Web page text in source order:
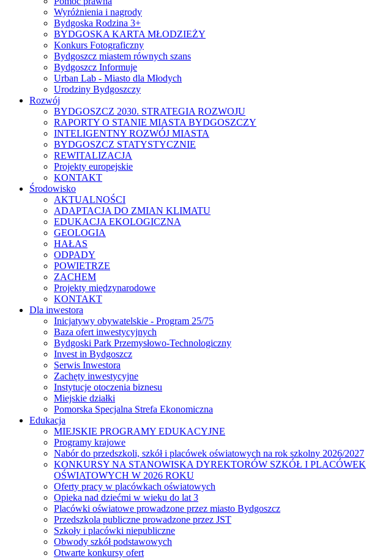
Wyróżnienia i nagrody
Bydgoska Rodzina 3+
BYDGOSKA KARTA MŁODZIEŻY
Konkurs Fotograficzny
Bydgoszcz miastem równych szans
Bydgoszcz Informuje
Urban Lab - Miasto dla Młodych
Urodziny Bydgoszczy
Rozwój
BYDGOSZCZ 2030. STRATEGIA ROZWOJU
RAPORTY O STANIE MIASTA BYDGOSZCZY
INTELIGENTNY ROZWÓJ MIASTA
BYDGOSZCZ STATYSTYCZNIE
REWITALIZACJA
Projekty europejskie
KONTAKT
Środowisko
AKTUALNOŚCI
ADAPTACJA DO ZMIAN KLIMATU
EDUKACJA EKOLOGICZNA
GEOLOGIA
HAŁAS
ODPADY
POWIETRZE
ZACHEM
Projekty międzynarodowe
KONTAKT
Dla inwestora
Inicjatywy obywatelskie - Program 25/75
Baza ofert inwestycyjnych
Bydgoski Park Przemysłowo-Technologiczny
Invest in Bydgoszcz
Serwis Inwestora
Zachęty inwestycyjne
Instytucje otoczenia biznesu
Miejskie działki
Pomorska Specjalna Strefa Ekonomiczna
Edukacja
MIEJSKIE PROGRAMY EDUKACYJNE
Programy krajowe
Nabór do przedszkoli, szkół i placówek oświatowych na rok szkolny 2026/2027
KONKURSY NA STANOWISKA DYREKTORÓW SZKÓŁ I PLACÓWEK
OŚWIATOWYCH W 2026 ROKU
Oferty pracy w placówkach oświatowych
Opieka nad dziećmi w wieku do lat 3
Placówki oświatowe prowadzone przez miasto Bydgoszcz
Przedszkola publiczne prowadzone przez JST
Szkoły i placówki niepubliczne
Obwody szkół podstawowych
Otwarte konkursy ofert